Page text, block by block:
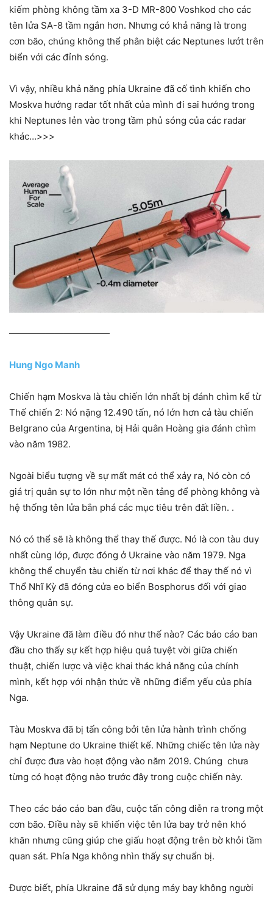
kiếm phòng không tầm xa 3-D MR-800 Voshkod cho các
tên lửa SA-8 tầm ngắn hơn. Nhưng có khả năng là trong
cơn bão, chúng không thể phân biệt các Neptunes lướt trên
biển với các đỉnh sóng.
Vì vậy, nhiều khả năng phía Ukraine đã cố tình khiến cho
Moskva hướng radar tốt nhất của mình đi sai hướng trong
khi Neptunes lẻn vào trong tầm phủ sóng của các radar
khác…>>>
———————————
Hung Ngo Manh
Chiến hạm Moskva là tàu chiến lớn nhất bị đánh chìm kể từ
Thế chiến 2: Nó nặng 12.490 tấn, nó lớn hơn cả tàu chiến
Belgrano của Argentina, bị Hải quân Hoàng gia đánh chìm
vào năm 1982.
Ngoài biểu tượng về sự mất mát có thể xảy ra, Nó còn có
giá trị quân sự to lớn như một nền tảng để phòng không và
hệ thống tên lửa bắn phá các mục tiêu trên đất liền. .
Nó có thể sẽ là không thể thay thế được. Nó là con tàu duy
nhất cùng lớp, được đóng ở Ukraine vào năm 1979. Nga
không thể chuyển tàu chiến từ nơi khác để thay thế nó vì
Thổ Nhĩ Kỳ đã đóng cửa eo biển Bosphorus đối với giao
thông quân sự.
Vậy Ukraine đã làm điều đó như thế nào? Các báo cáo ban
đầu cho thấy sự kết hợp hiệu quả tuyệt vời giữa chiến
thuật, chiến lược và việc khai thác khả năng của chính
mình, kết hợp với nhận thức về những điểm yếu của phía
Nga.
Tàu Moskva đã bị tấn công bởi tên lửa hành trình chống
hạm Neptune do Ukraine thiết kế. Những chiếc tên lửa này
chỉ được đưa vào hoạt động vào năm 2019. Chúng chưa
từng có hoạt động nào trước đây trong cuộc chiến này.
Theo các báo cáo ban đầu, cuộc tấn công diễn ra trong một
cơn bão. Điều này sẽ khiến việc tên lửa bay trở nên khó
khăn nhưng cũng giúp che giấu hoạt động trên bờ khỏi tầm
quan sát. Phía Nga không nhìn thấy sự chuẩn bị.
Được biết, phía Ukraine đã sử dụng máy bay không người